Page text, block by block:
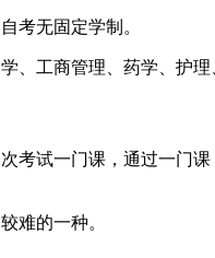
考无固定学制。
、工商管理、药学、护理
试一门课，通过一门
难的一种。